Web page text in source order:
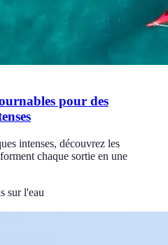
pour des
intenses, découvrez les
chaque sortie en une
sur l'eau